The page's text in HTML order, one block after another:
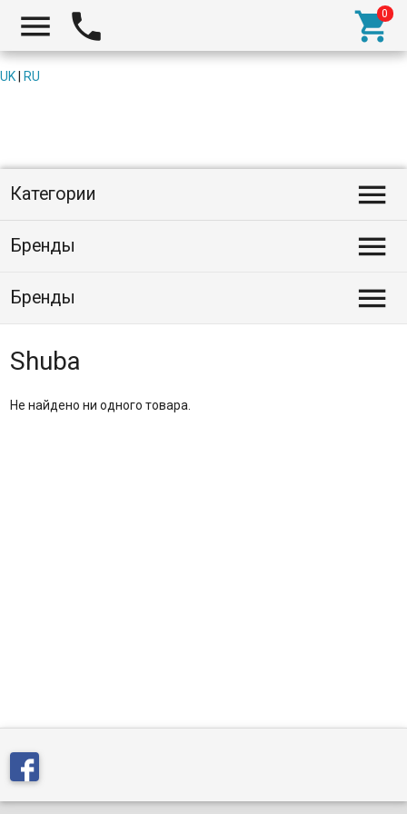
  
UK RU
Категории 
Бренды 
Бренды 
Shuba
Не найдено ни одного товара.